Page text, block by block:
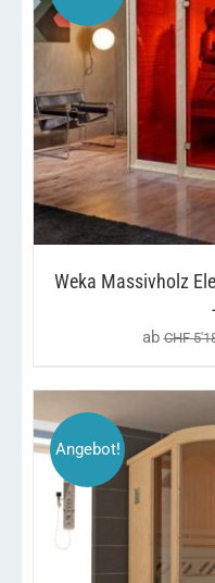
Weka Massivholz
abCHF
Angebot!